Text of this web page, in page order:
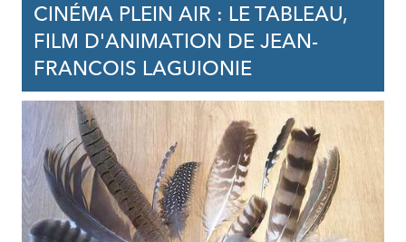
CINÉMA PLEIN AIR : LE TABLEAU,
FILM D'ANIMATION DE JEAN-
FRANCOIS LAGUIONIE